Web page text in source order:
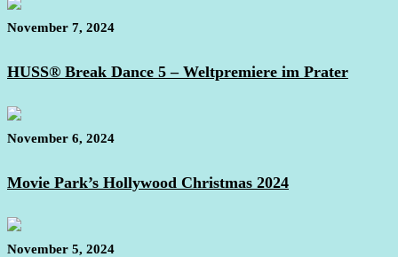
November 7, 2024
HUSS® Break Dance 5 – Weltpremiere im Prater
November 6, 2024
Movie Park’s Hollywood Christmas 2024
November 5, 2024